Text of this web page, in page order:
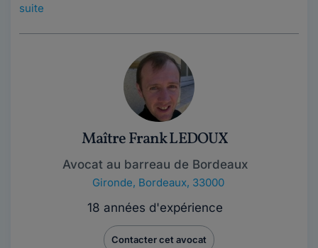
suite
Maître Frank LEDOUX
Avocat au barreau de Bordeaux
Gironde, Bordeaux, 33000
18 années d'expérience
Contacter cet avocat